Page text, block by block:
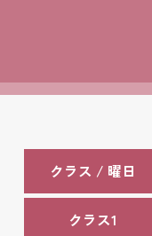
クラス / 曜日
クラス1